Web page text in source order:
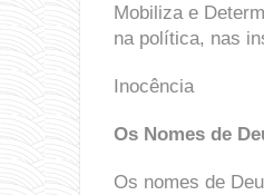
Mobiliza e
na política, nas
Inocência
Os Nomes de
Os nomes de